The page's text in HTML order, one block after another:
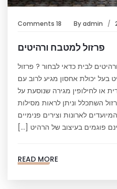
Byadmin
18 Comments
פרזול למטבח ורהיטים
לבית כדאי לבחור ? פרזול
בעל יכולת אחסון מגיע לרוב עם
או לחילופין מגירה שנוסעת על
השתכלל וניתן לראות מסילות
לארונות וצירים פנימיים
פוגמים בעיצוב של הרהיט […]
READ MORE